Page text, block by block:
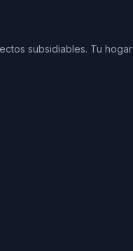
subsidiables. Tu hogar